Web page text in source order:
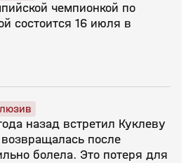
чемпионкой по
состоится 16 июля в
назад встретил Куклеву
после
болела. Это потеря для